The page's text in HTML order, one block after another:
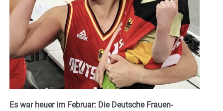
Es war heuer im Februar: Die Deutsche Frauen-